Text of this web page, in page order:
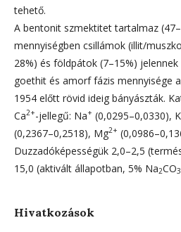
tehető.
A bentonit szmektitet tartalmaz
mennyiségben csillámok (illit/
28%) és földpátok (7–15%)
goethit és amorf fázis mennyisége
1954 előtt rövid ideig bányászták.
Ca2+-jellegű: Na+ (0,0295–0,0330), K
(0,2367–0,2518), Mg2+
Duzzadóképességük 2,0–2,5
15,0 (aktivált állapotban, 5% Na2CO3
Hivatkozások